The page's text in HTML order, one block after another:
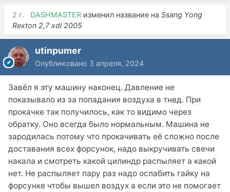
2 г. DASHMASTER изменил название на Ssang Yong
Rexton 2,7 xdi 2005
utinpumer
Опубликовано 3 апреля, 2024
Завёл я эту машину наконец. Давление не
показывало из за попадания воздуха в тнвд. При
прокачке так получилось, как то видимо через
обратку. Оно всегда было нормальным. Машина не
зародилась потому что прокачивать её сложно после
доставания всех форсунок, надо выкручивать свечи
накала и смотреть какой цилиндр распыляет а какой
нет. Не распыляет пару раз надо ослабить гайку на
форсунке чтобы вышел воздух а если это не помогает